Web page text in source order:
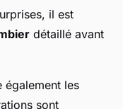
il est
détaillé avant
également les
sont